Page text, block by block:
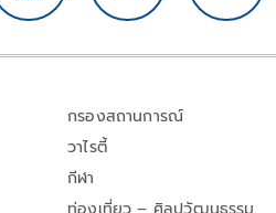
กรองสถานการณ์
วาไรตี้
กีฬา